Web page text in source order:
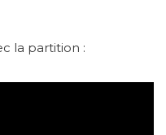
la partition :